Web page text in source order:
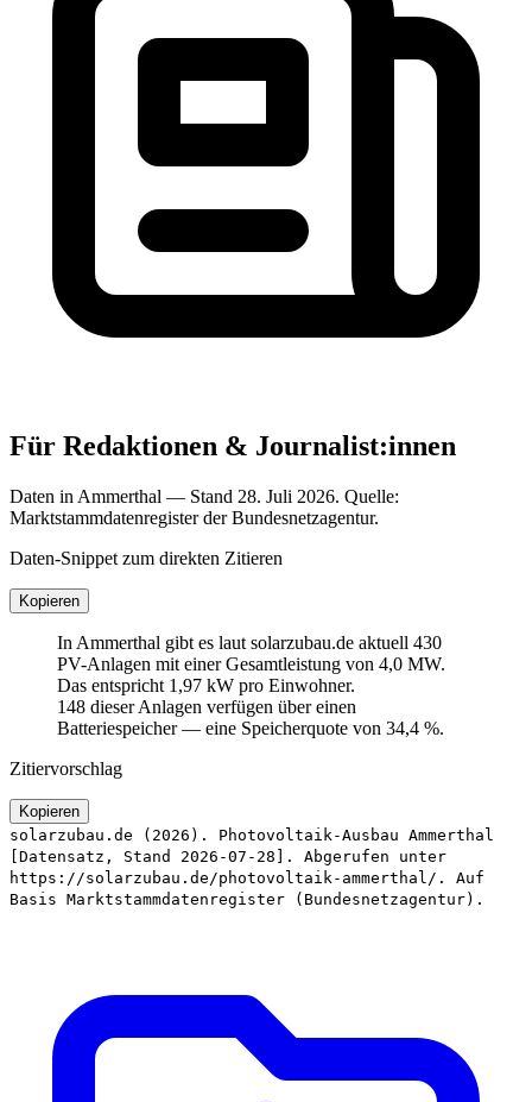
Für Redaktionen & Journalist:innen
Daten in Ammerthal — Stand 28. Juli 2026. Quelle:
Marktstammdatenregister der Bundesnetzagentur.
Daten-Snippet zum direkten Zitieren
Kopieren
In Ammerthal gibt es laut solarzubau.de aktuell 430
PV-Anlagen mit einer Gesamtleistung von 4,0 MW.
Das entspricht 1,97 kW pro Einwohner.
148 dieser Anlagen verfügen über einen
Batteriespeicher — eine Speicherquote von 34,4 %.
Zitiervorschlag
Kopieren
solarzubau.de (2026). Photovoltaik-Ausbau Ammerthal
[Datensatz, Stand 2026-07-28]. Abgerufen unter
https://solarzubau.de/photovoltaik-ammerthal/. Auf
Basis Marktstammdatenregister (Bundesnetzagentur).